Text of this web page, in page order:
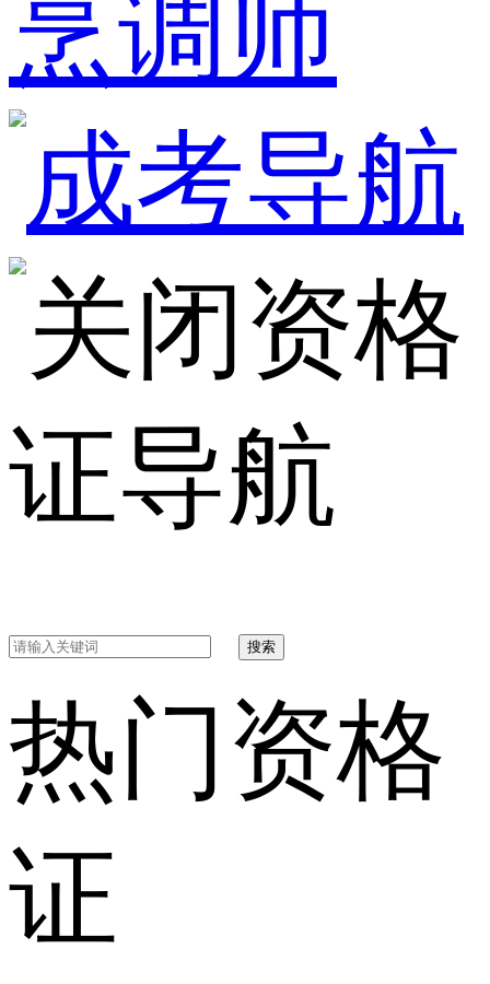
烹调师
资格
证导航
搜索
热门资格
证